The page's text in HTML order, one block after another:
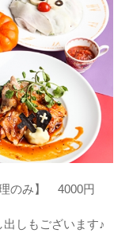
のみ】 4000円
しもございます♪